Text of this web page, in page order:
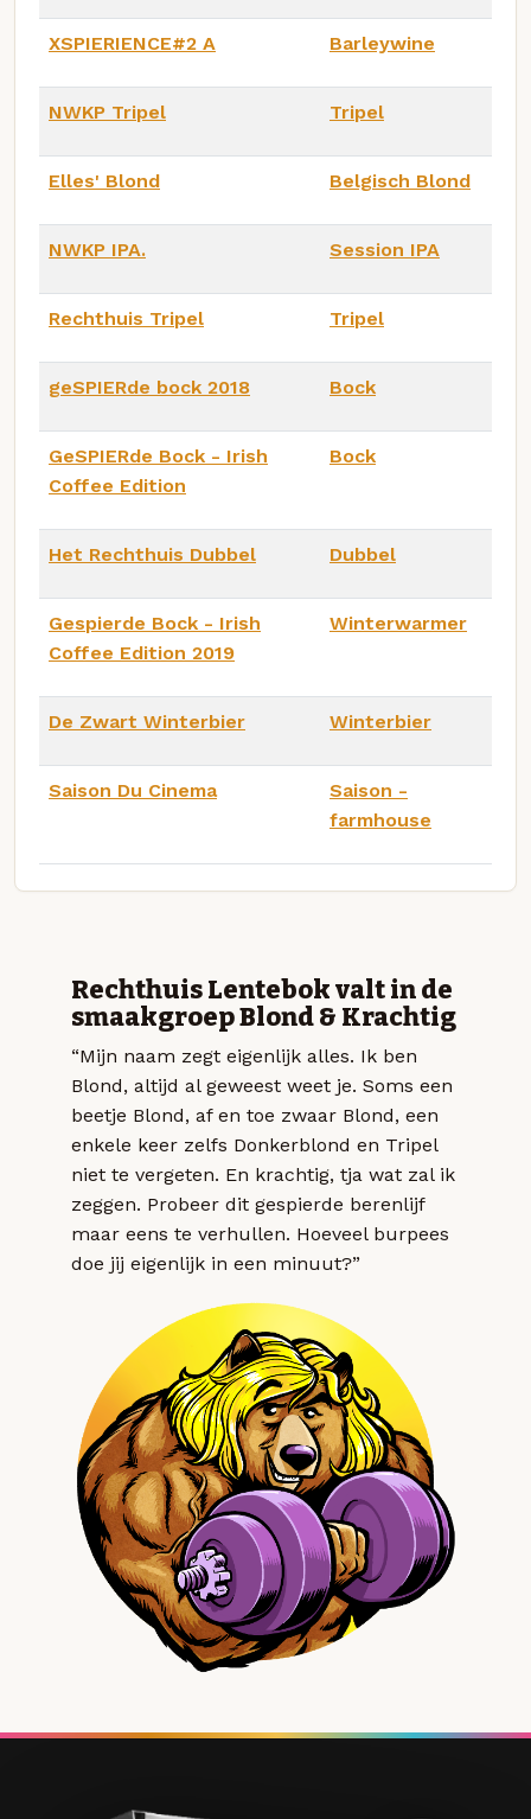
XSPIERIENCE#2 A Barleywine
NWKP Tripel Tripel
Elles' Blond Belgisch Blond
NWKP IPA. Session IPA
Rechthuis Tripel Tripel
geSPIERde bock 2018 Bock
GeSPIERde Bock - Irish
Coffee Edition
Bock
Het Rechthuis Dubbel Dubbel
Gespierde Bock - Irish
Coffee Edition 2019
Winterwarmer
De Zwart Winterbier Winterbier
Saison Du Cinema
Saison -
farmhouse
Rechthuis Lentebok valt in de
smaakgroep Blond & Krachtig
“Mijn naam zegt eigenlijk alles. Ik ben
Blond, altijd al geweest weet je. Soms een
beetje Blond, af en toe zwaar Blond, een
enkele keer zelfs Donkerblond en Tripel
niet te vergeten. En krachtig, tja wat zal ik
zeggen. Probeer dit gespierde berenlijf
maar eens te verhullen. Hoeveel burpees
doe jij eigenlijk in een minuut?”